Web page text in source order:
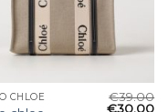
CHLOE €39.00
€30.00